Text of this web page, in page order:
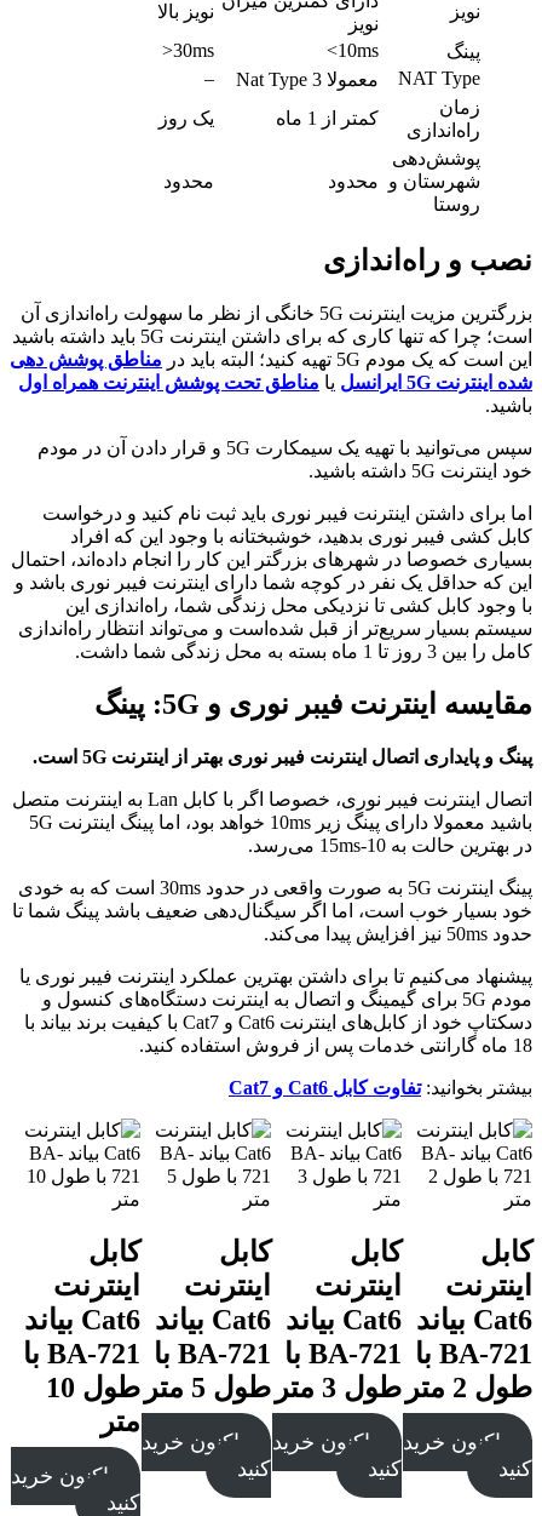
نویز
نویز
نویز بالا
پینگ
10ms>
30ms<
NAT Type
معمولا Nat Type 3
–
زمان
راه‌اندازی
کمتر از 1 ماه
یک روز
پوشش‌دهی
شهرستان و
روستا
محدود محدود
نصب و راه‌اندازی
بزرگترین مزیت اینترنت 5G خانگی از نظر ما سهولت راه‌اندازی آن
است؛ چرا که تنها کاری که برای داشتن اینترنت 5G باید داشته باشید
این است که یک مودم 5G تهیه کنید؛ البته باید در
مناطق پوشش دهی
شده اینترنت 5G ایرانسل
یا مناطق تحت پوشش اینترنت همراه اول
باشید.
سپس می‌توانید با تهیه یک سیمکارت 5G و قرار دادن آن در مودم
خود اینترنت 5G داشته باشید.
اما برای داشتن اینترنت فیبر نوری باید ثبت نام کنید و درخواست
کابل کشی فیبر نوری بدهید، خوشبختانه با وجود این که افراد
بسیاری خصوصا در شهرهای بزرگتر این کار را انجام داده‌اند، احتمال
این که حداقل یک نفر در کوچه شما دارای اینترنت فیبر نوری باشد و
با وجود کابل کشی تا نزدیکی محل زندگی شما، راه‌اندازی این
سیستم بسیار سریع‌تر از قبل شده‌است و می‌تواند انتظار راه‌اندازی
کامل را بین 3 روز تا 1 ماه بسته به محل زندگی شما داشت.
مقایسه اینترنت فیبر نوری و 5G: پینگ
پینگ و پایداری اتصال اینترنت فیبر نوری بهتر از اینترنت 5G است.
اتصال اینترنت فیبر نوری، خصوصا اگر با کابل Lan به اینترنت متصل
باشید معمولا دارای پینگ زیر 10ms خواهد بود، اما پینگ اینترنت 5G
در بهترین حالت به 10-15ms می‌رسد.
پینگ اینترنت 5G به صورت واقعی در حدود 30ms است که به خودی
خود بسیار خوب است، اما اگر سیگنال‌دهی ضعیف باشد پینگ شما تا
حدود 50ms نیز افزایش پیدا می‌کند.
پیشنهاد می‌کنیم تا برای داشتن بهترین عملکرد اینترنت فیبر نوری یا
مودم 5G برای گیمینگ و اتصال به اینترنت دستگاه‌های کنسول و
دسکتاپ خود از کابل‌های اینترنت Cat6 و Cat7 با کیفیت برند بیاند با
18 ماه گارانتی خدمات پس از فروش استفاده کنید.
بیشتر بخوانید:تفاوت کابل Cat6 و Cat7
کابل
اینترنت
Cat6 بیاند
BA-721 با
طول 2 متر
اکنون خرید
کنید
کابل
اینترنت
Cat6 بیاند
BA-721 با
طول 3 متر
اکنون خرید
کنید
کابل
اینترنت
Cat6 بیاند
BA-721 با
طول 5 متر
اکنون خرید
کنید
کابل
اینترنت
Cat6 بیاند
BA-721 با
طول 10
متر
اکنون خرید
کنید